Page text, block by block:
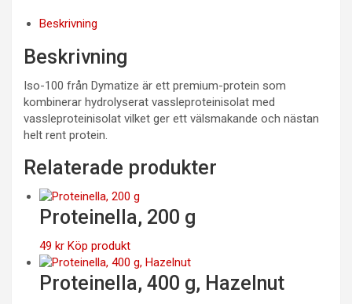
Beskrivning
Beskrivning
Iso-100 från Dymatize är ett premium-protein som
kombinerar hydrolyserat vassleproteinisolat med
vassleproteinisolat vilket ger ett välsmakande och nästan
helt rent protein.
Relaterade produkter
Proteinella, 200 g
49 kr Köp produkt
Proteinella, 400 g, Hazelnut